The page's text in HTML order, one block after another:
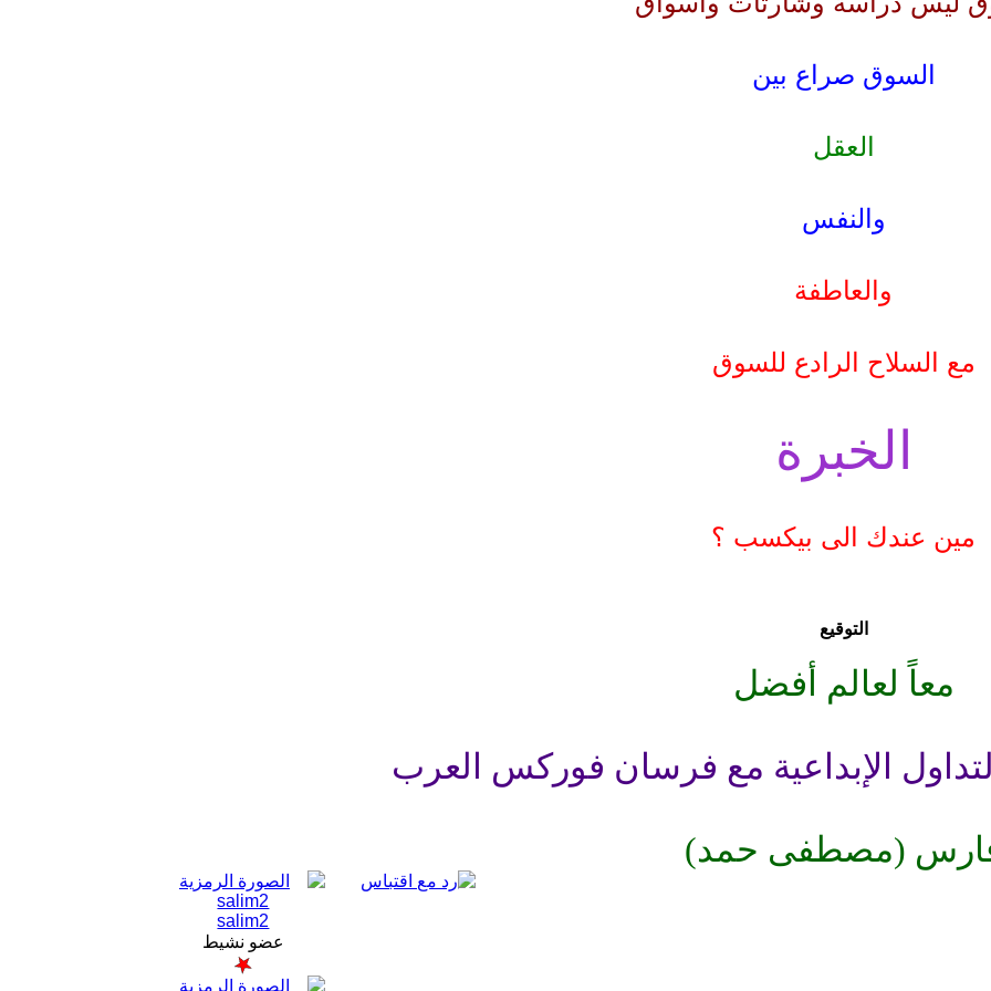
السوق صراع بين
العقل
والنفس
والعاطفة
مع السلاح الرادع للسوق
الخبرة
مين عندك الى بيكسب ؟
التوقيع
معاً لعالم أفضل
الإبداعية مع فرسان فوركس العرب
(مصطفى حمد)
salim2
عضو نشيط